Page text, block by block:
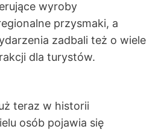
wyroby
przysmaki, a
zadbali też o wiele
dla turystów.
teraz w historii
osób pojawia się